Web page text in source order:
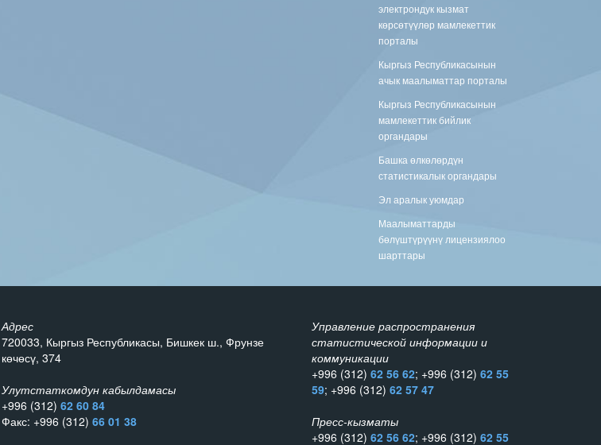
электрондук кызмат
көрсөтүүлөр мамлекеттик
порталы
Кыргыз Республикасынын
ачык маалыматтар порталы
Кыргыз Республикасынын
мамлекеттик бийлик
органдары
Башка өлкөлөрдүн
статистикалык органдары
Эл аралык уюмдар
Маалыматтарды
бөлүштүрүүнү лицензиялоо
шарттары
Адрес
720033, Кыргыз Республикасы, Бишкек ш., Фрунзе
көчөсү, 374
Улутстаткомдун кабылдамасы
+996 (312) 62 60 84
Факс: +996 (312) 66 01 38
Управление распространения
статистической информации и
коммуникации
+996 (312) 62 56 62; +996 (312) 62 55
59; +996 (312) 62 57 47
Пресс-кызматы
+996 (312) 62 56 62; +996 (312) 62 55